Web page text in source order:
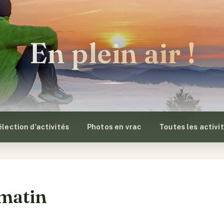
En plein air !
d’activités Photos en vrac Toutes les